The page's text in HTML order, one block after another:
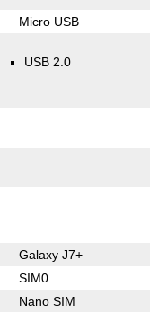
Micro USB
USB 2.0
Galaxy J7+
SIM0
Nano SIM